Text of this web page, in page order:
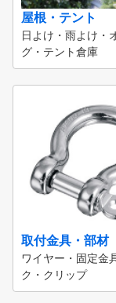
屋根・テント
日よけ・雨よけ・
グ・テント倉庫
取付金具・部材
ワイヤー・固定金
ク・クリップ